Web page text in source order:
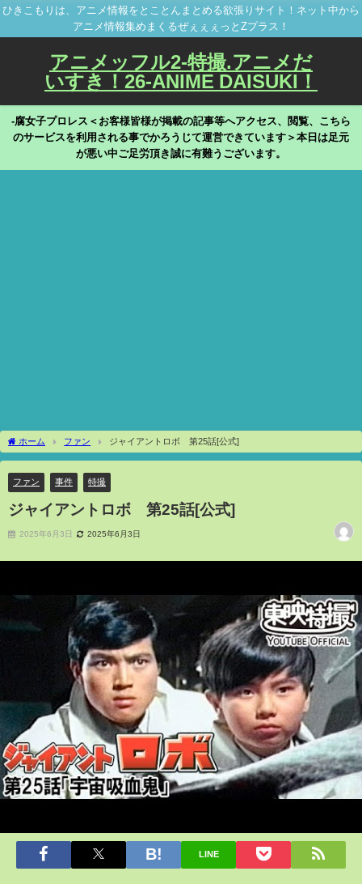
ひきこもりは、アニメ情報をとことんまとめる欲張りサイト！ネット中から
アニメ情報集めまくるぜぇぇぇっとZプラス！
アニメッフル2-特撮.アニメだ
いすき！26-ANIME DAISUKI！
-腐女子プロレス＜お客様皆様が掲載の記事等へアクセス、閲覧、こちら
のサービスを利用される事でかろうじて運営できています＞本日は足元
が悪い中ご足労頂き誠に有難うございます。
ホーム ファン ジャイアントロボ 第25話[公式]
ファン 事件 特撮
ジャイアントロボ 第25話[公式]
2025年6月3日 2025年6月3日
LINE